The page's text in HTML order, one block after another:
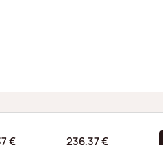
€ 236,37€